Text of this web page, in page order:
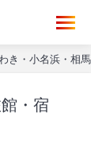
き・小名浜・相
・宿